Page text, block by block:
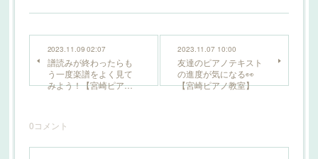
2023.11.09 02:07
譜読みが終わったらも
う一度楽譜をよく見て
みよう！【宮崎ピア…
2023.11.07 10:00
友達のピアノテキスト
の進度が気になる👀
【宮崎ピアノ教室】
0コメント